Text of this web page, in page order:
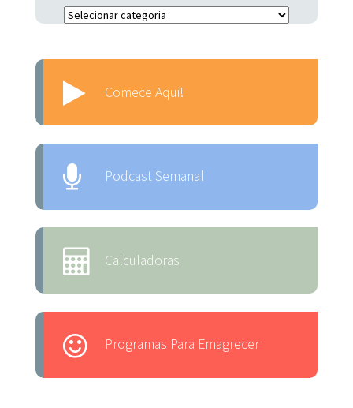
Escolha o Assunto:
Comece Aqui!
Podcast Semanal
Calculadoras
Programas Para Emagrecer